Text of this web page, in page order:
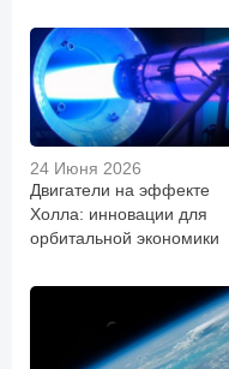
24 Июня 2026
Двигатели на эффекте
Холла: инновации для
орбитальной экономики